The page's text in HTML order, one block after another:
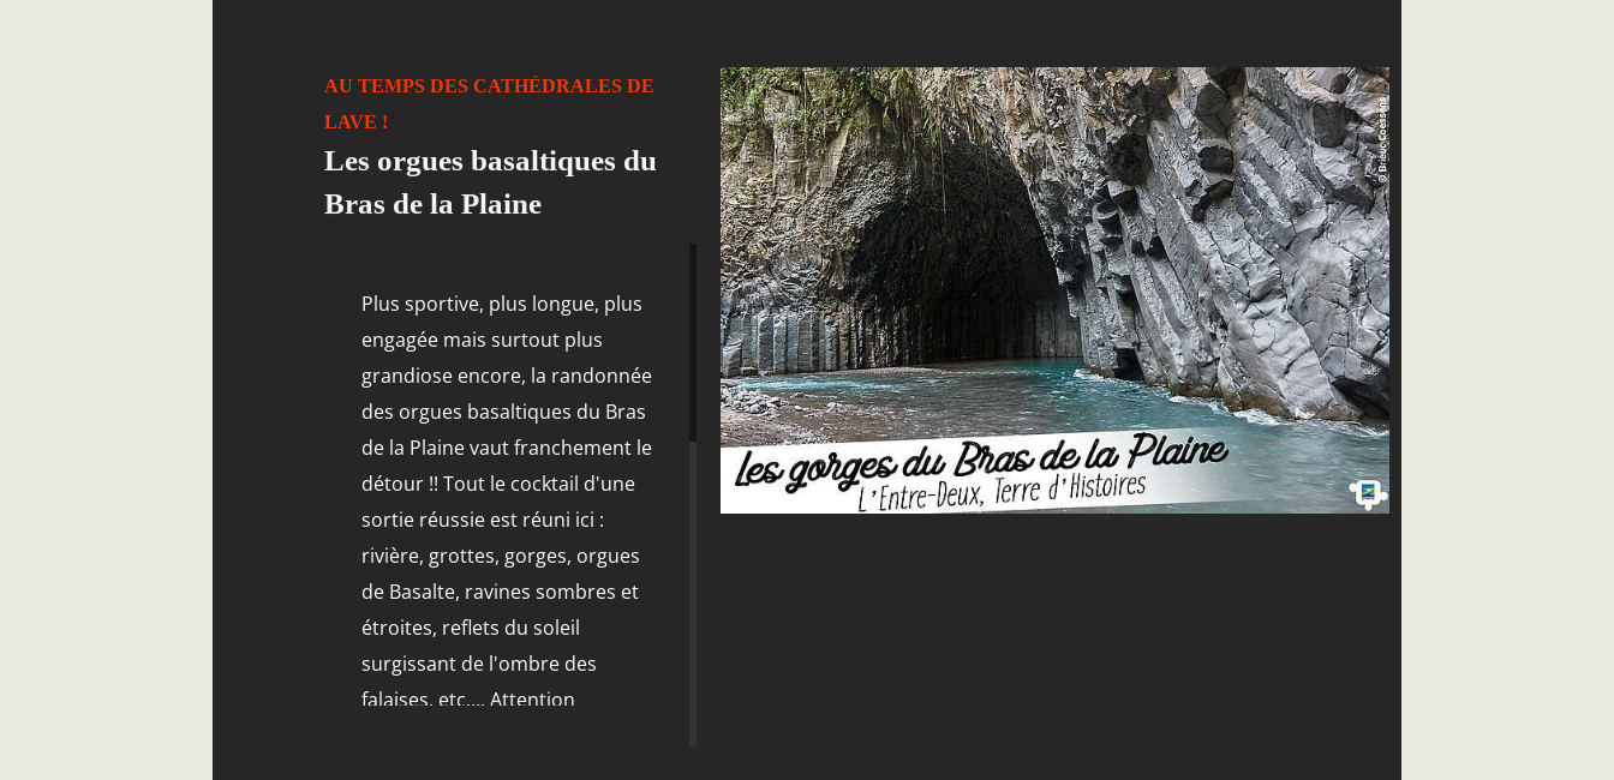
AU TEMPS DES CATHÉDRALES DE
LAVE !
Les orgues basaltiques du
Bras de la Plaine
Plus sportive, plus longue, plus
engagée mais surtout plus
grandiose encore, la randonnée
des orgues basaltiques du Bras
de la Plaine vaut franchement le
détour !! Tout le cocktail d'une
sortie réussie est réuni ici :
rivière, grottes, gorges, orgues
de Basalte, ravines sombres et
étroites, reflets du soleil
surgissant de l'ombre des
falaises, etc…. Attention